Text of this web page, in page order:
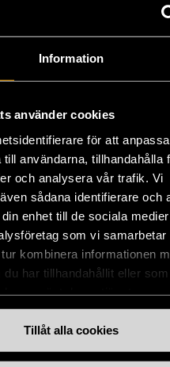
Information
använder cookies
för att
användarna, tillhandahålla
och analysera vår trafik. Vi
sådana identifierare och
enhet till de sociala
som vi samarbetar
kombinera informationen
du har tillhandahållit eller
Tillåt alla cookies
BONDELID
XL (52)
Mycket gott skick